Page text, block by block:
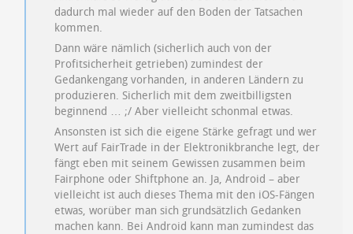
dadurch mal wieder auf den Boden der Tatsachen
kommen.
Dann wäre nämlich (sicherlich auch von der
Profitsicherheit getrieben) zumindest der
Gedankengang vorhanden, in anderen Ländern zu
produzieren. Sicherlich mit dem zweitbilligsten
beginnend … ;/ Aber vielleicht schonmal etwas.
Ansonsten ist sich die eigene Stärke gefragt und wer
Wert auf FairTrade in der Elektronikbranche legt, der
fängt eben mit seinem Gewissen zusammen beim
Fairphone oder Shiftphone an. Ja, Android – aber
vielleicht ist auch dieses Thema mit den iOS-Fängen
etwas, worüber man sich grundsätzlich Gedanken
machen kann. Bei Android kann man zumindest das